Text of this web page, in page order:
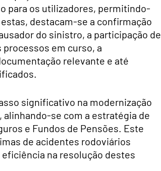
para os utilizadores, permitindo-
destacam-se a confirmação
do sinistro, a participação de
em curso, a
relevante e até
significativo na modernização
se com a estratégia de
e Fundos de Pensões. Este
de acidentes rodoviários
na resolução destes